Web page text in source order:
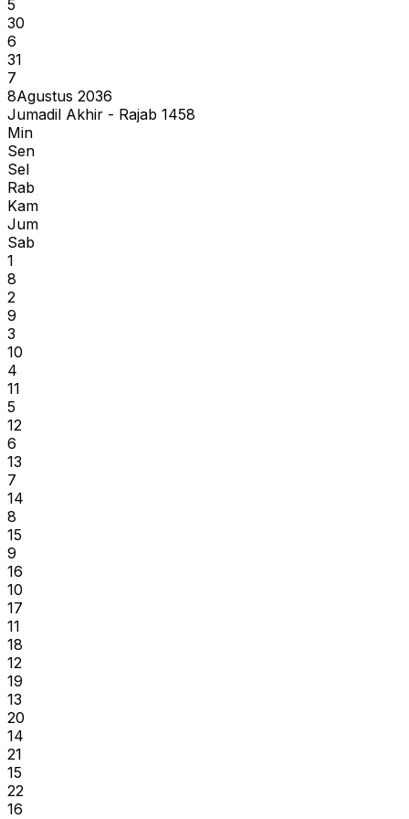
5
30
6
31
7
8Agustus 2036
Jumadil Akhir - Rajab 1458
Min
Sen
Sel
Rab
Kam
Jum
Sab
1
8
2
9
3
10
4
11
5
12
6
13
7
14
8
15
9
16
10
17
11
18
12
19
13
20
14
21
15
22
16